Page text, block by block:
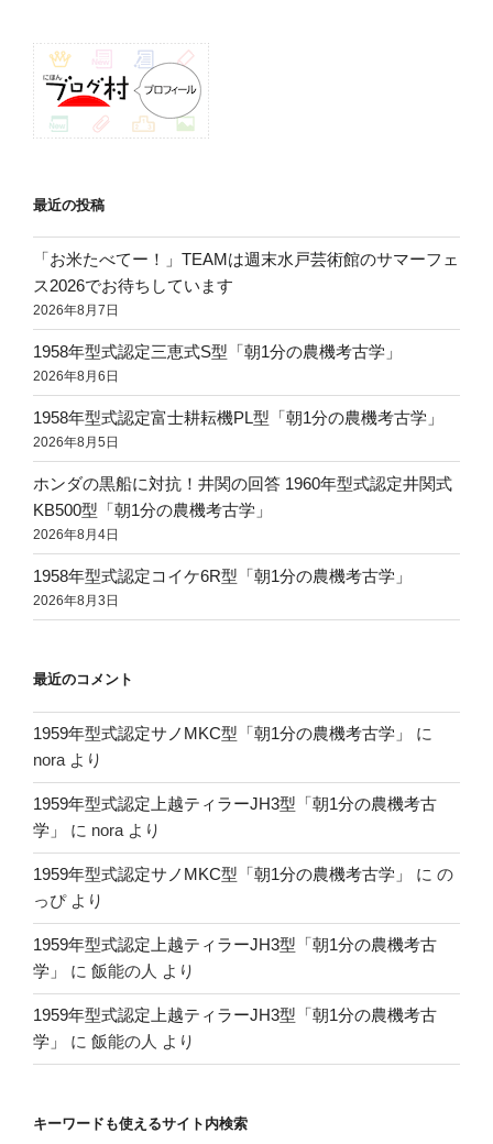
ン
最近の投稿
「お米たべてー！」TEAMは週末水戸芸術館のサマーフェ
ス2026でお待ちしています
2026年8月7日
1958年型式認定三恵式S型「朝1分の農機考古学」
2026年8月6日
1958年型式認定富士耕耘機PL型「朝1分の農機考古学」
2026年8月5日
ホンダの黒船に対抗！井関の回答 1960年型式認定井関式
KB500型「朝1分の農機考古学」
2026年8月4日
1958年型式認定コイケ6R型「朝1分の農機考古学」
2026年8月3日
最近のコメント
1959年型式認定サノMKC型「朝1分の農機考古学」
に
nora より
1959年型式認定上越ティラーJH3型「朝1分の農機考古
学」
に nora より
1959年型式認定サノMKC型「朝1分の農機考古学」 に の
っぴより
1959年型式認定上越ティラーJH3型「朝1分の農機考古
学」
に 飯能の人 より
1959年型式認定上越ティラーJH3型「朝1分の農機考古
学」
に 飯能の人 より
キーワードも使えるサイト内検索